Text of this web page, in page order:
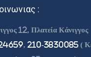
:
12, Πλατεία Κάνιγγος
210-3830085 (